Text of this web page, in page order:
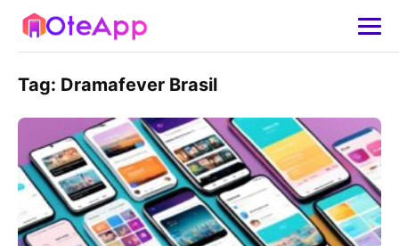
Tag: Dramafever Brasil